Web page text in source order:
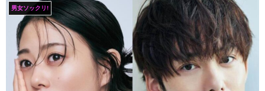
男女ソックリ!